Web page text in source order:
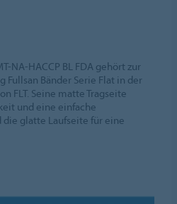
NA-HACCP BL FDA gehört zur
Bänder Serie Flat in der
FLT. Seine matte Tragseite
und eine einfache
glatte Laufseite für eine